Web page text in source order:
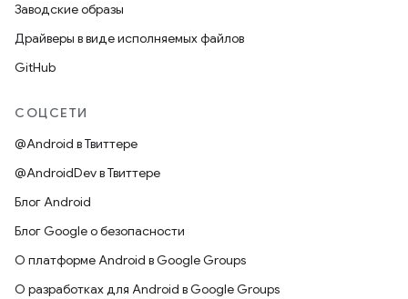
Заводские образы
Драйверы в виде исполняемых файлов
GitHub
СОЦСЕТИ
@Android в Твиттере
@AndroidDev в Твиттере
Блог Android
Блог Google о безопасности
О платформе Android в Google Groups
О разработках для Android в Google Groups